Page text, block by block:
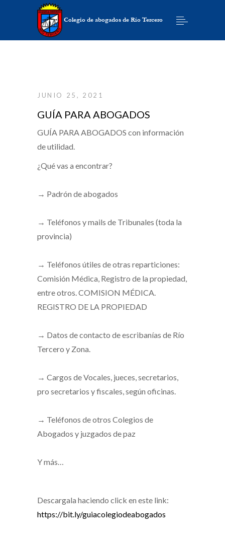
JUNIO 25, 2021
GUÍA PARA ABOGADOS
GUÍA PARA ABOGADOS con información
de utilidad.
¿Qué vas a encontrar?
→ Padrón de abogados⁣
→ Teléfonos y mails de Tribunales (toda la
provincia) ⁣
→ Teléfonos útiles de otras reparticiones:
Comisión Médica, Registro de la propiedad,
entre otros. COMISION MÉDICA.
REGISTRO DE LA PROPIEDAD⁣
→ Datos de contacto de escribanías de Río
Tercero y Zona.⁣
→ Cargos de Vocales, jueces, secretarios,
pro secretarios y fiscales, según oficinas.⁣
→ Teléfonos de otros Colegios de
Abogados y juzgados de paz⁣
Y más…⁣
Descargala haciendo click en este link:
https://bit.ly/guiacolegiodeabogados